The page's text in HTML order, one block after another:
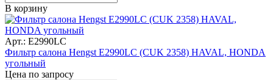
В корзину
Арт.: E2990LC
Фильтр салона Hengst E2990LC (CUK 2358) HAVAL, HONDA
угольный
Цена по запросу